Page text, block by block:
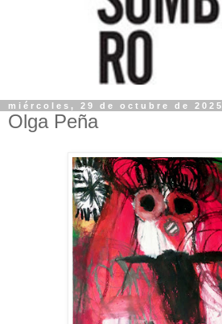
miércoles, 29 de octubre de 2025
Olga Peña